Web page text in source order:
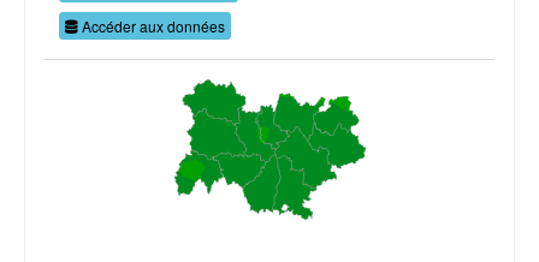
Accéder aux données